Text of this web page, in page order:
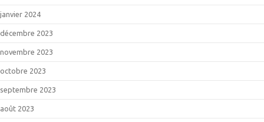
janvier 2024
décembre 2023
novembre 2023
octobre 2023
septembre 2023
août 2023